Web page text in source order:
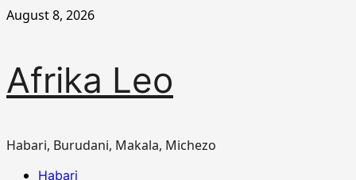
Skip
August 8, 2026
Afrika Leo
Habari, Burudani, Makala, Michezo
PrimaryHabari